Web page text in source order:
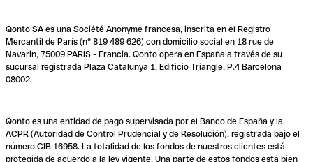
Qonto SA es una Société Anonyme francesa, inscrita en el Registro
Mercantil de París (n° 819 489 626) con domicilio social en 18 rue de
Navarin, 75009 PARÍS - Francia. Qonto opera en España a través de su
sucursal registrada Plaza Catalunya 1, Edificio Triangle, P.4 Barcelona
08002.
Qonto es una entidad de pago supervisada por el Banco de España y la
ACPR (Autoridad de Control Prudencial y de Resolución), registrada bajo el
número CIB 16958. La totalidad de los fondos de nuestros clientes está
protegida de acuerdo a la ley vigente. Una parte de estos fondos está bien